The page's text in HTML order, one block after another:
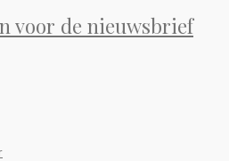
voor de nieuwsbrief